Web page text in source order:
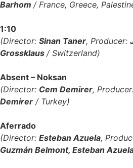
Barhom / France, Greece,
1:10
(Director: Sinan Taner, Producer:
Grossklaus / Switzerland)
Absent – Noksan
(Director: Cem Demirer,
Demirer / Turkey)
Aferrado
(Director: Esteban Azuela,
Guzmán Belmont, Esteban